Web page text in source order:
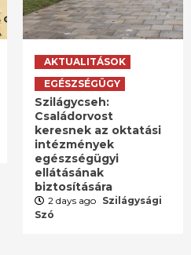
AKTUALITÁSOK
EGÉSZSÉGÜGY
Szilágycseh:
Családorvost
keresnek az oktatási
intézmények
egészségügyi
ellátásának
biztosítására
2 days ago Szilágysági
Szó